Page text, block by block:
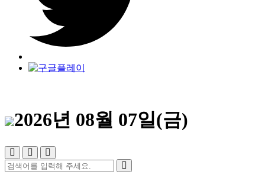
2026년 08월 07일(금)